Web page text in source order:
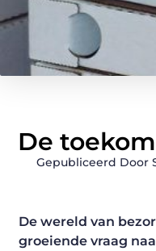
De
Gepubliceerd Door
De wereld van
groeiende vraag